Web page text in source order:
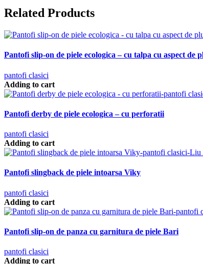
Related Products
Pantofi slip-on de piele ecologica – cu talpa cu aspect de
pantofi clasici
Adding to cart
Pantofi derby de piele ecologica – cu perforatii
pantofi clasici
Adding to cart
Pantofi slingback de piele intoarsa Viky
pantofi clasici
Adding to cart
Pantofi slip-on de panza cu garnitura de piele Bari
pantofi clasici
Adding to cart